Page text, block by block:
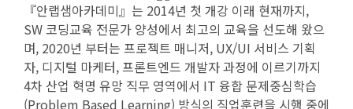
『안랩샘아카데미』는 2014년 첫 개강 이래 현재까지,
SW 코딩교육 전문가 양성에서 최고의 교육을 선도해 왔으
며, 2020년 부터는 프로젝트 매니저, UX/UI 서비스 기획
자, 디지털 마케터, 프론트엔드 개발자 과정에 이르기까지
4차 산업 혁명 유망 직무 영역에서 IT 융합 문제중심학습
(Problem Based Learning) 방식의 직업훈련을 시행 중에